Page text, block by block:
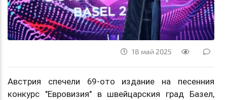
18 май 2025
Австрия спечели 69-ото издание на песенния
конкурс "Евровизия" в швейцарския град Базел,